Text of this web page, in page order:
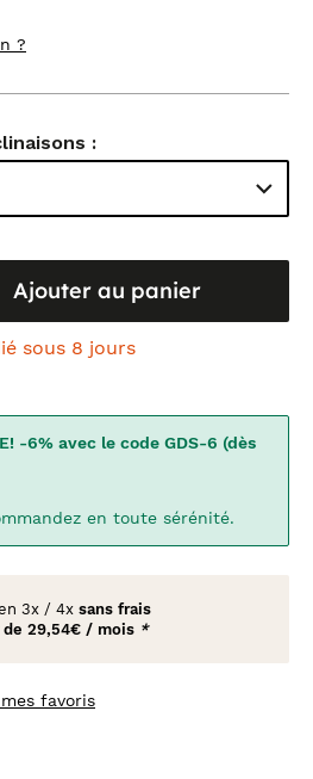
?
:
Ajouter au panier
sous 8 jours
-6% avec le code GDS-6 (dès
en toute sérénité.
3x / 4x sans frais
29,54€ / mois *
favoris